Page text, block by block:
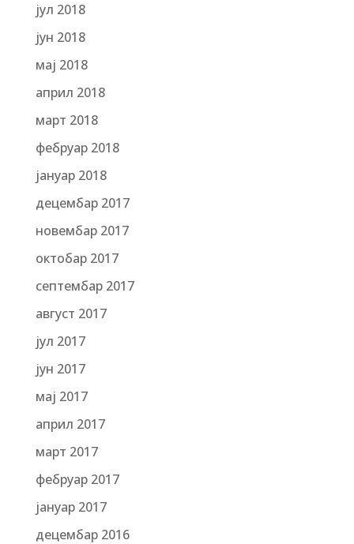
јул 2018
јун 2018
мај 2018
април 2018
март 2018
фебруар 2018
јануар 2018
децембар 2017
новембар 2017
октобар 2017
септембар 2017
август 2017
јул 2017
јун 2017
мај 2017
април 2017
март 2017
фебруар 2017
јануар 2017
децембар 2016